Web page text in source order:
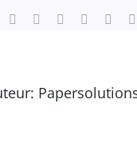
TwitterReddit LinkedInWhatsApp